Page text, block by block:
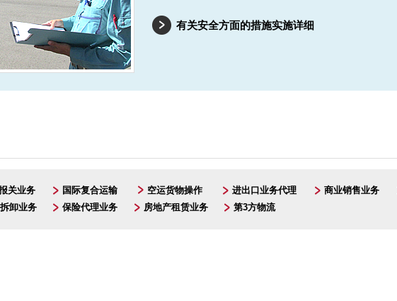
有关安全方面的措施实施详细
业务 国际复合运输 空运货物操作 进出口业务代理 商业销售业务
卸业务
保险代理业务 房地产租赁业务 第3方物流